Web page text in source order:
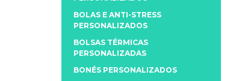
BOLAS E ANTI-STRESS
PERSONALIZADOS
BOLSAS TÉRMICAS
PERSONALIZADAS
BONÉS PERSONALIZADOS